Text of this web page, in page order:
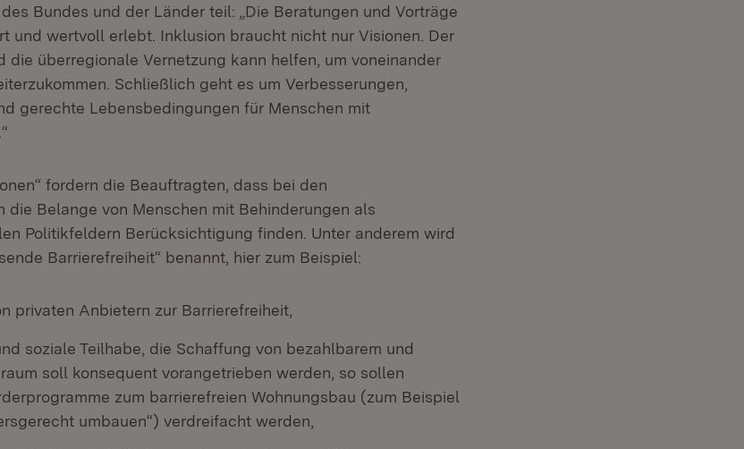
Bundes und der Länder teil: „Die Beratungen und Vorträge
und wertvoll erlebt. Inklusion braucht nicht nur Visionen. Der
die überregionale Vernetzung kann helfen, um voneinander
Schließlich geht es um Verbesserungen,
gerechte Lebensbedingungen für Menschen mit
fordern die Beauftragten, dass bei den
die Belange von Menschen mit Behinderungen als
Politikfeldern Berücksichtigung finden. Unter anderem wird
Barrierefreiheit“ benannt, hier zum Beispiel:
privaten Anbietern zur Barrierefreiheit,
soziale Teilhabe, die Schaffung von bezahlbarem und
soll konsequent vorangetrieben werden, so sollen
zum barrierefreien Wohnungsbau (zum Beispiel
umbauen“) verdreifacht werden,